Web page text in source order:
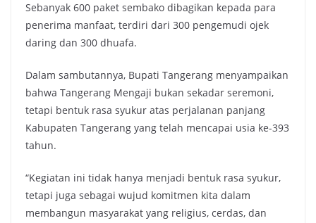
Sebanyak 600 paket sembako dibagikan kepada para
penerima manfaat, terdiri dari 300 pengemudi ojek
daring dan 300 dhuafa.
Dalam sambutannya, Bupati Tangerang menyampaikan
bahwa Tangerang Mengaji bukan sekadar seremoni,
tetapi bentuk rasa syukur atas perjalanan panjang
Kabupaten Tangerang yang telah mencapai usia ke-393
tahun.
“Kegiatan ini tidak hanya menjadi bentuk rasa syukur,
tetapi juga sebagai wujud komitmen kita dalam
membangun masyarakat yang religius, cerdas, dan